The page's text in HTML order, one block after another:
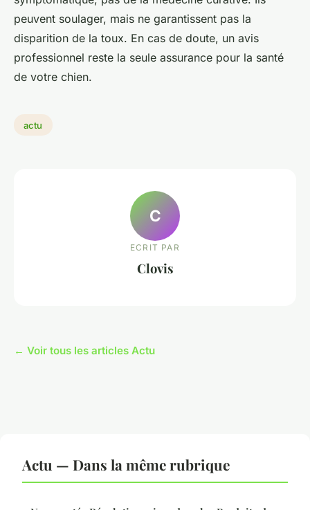
peuvent soulager, mais ne garantissent pas la
disparition de la toux. En cas de doute, un avis
professionnel reste la seule assurance pour la santé
de votre chien.
actu
C
ECRIT PAR
Clovis
← Voir tous les articles Actu
Actu — Dans la même rubrique